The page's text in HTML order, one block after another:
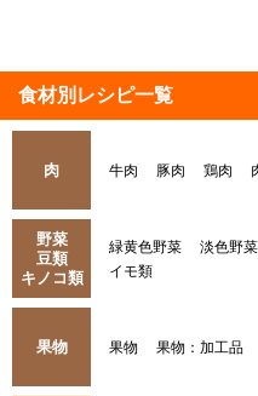
食材別レシピ一覧
肉 牛肉 豚肉 鶏肉
野菜
豆類
キノコ類
緑黄色野菜 淡色野菜
イモ類
果物 果物 果物：加工品